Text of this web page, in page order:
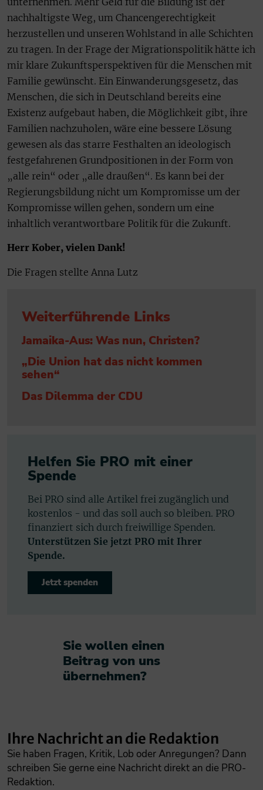
nachhaltigste Weg, um Chancengerechtigkeit
herzustellen und unseren Wohlstand in alle Schichten
zu tragen. In der Frage der Migrationspolitik hätte ich
mir klare Zukunftsperspektiven für die Menschen mit
Familie gewünscht. Ein Einwanderungsgesetz, das
Menschen, die sich in Deutschland bereits eine
Existenz aufgebaut haben, die Möglichkeit gibt, ihre
Familien nachzuholen, wäre eine bessere Lösung
gewesen als das starre Festhalten an ideologisch
festgefahrenen Grundpositionen in der Form von
„alle rein“ oder „alle draußen“. Es kann bei der
Regierungsbildung nicht um Kompromisse um der
Kompromisse willen gehen, sondern um eine
inhaltlich verantwortbare Politik für die Zukunft.
Herr Kober, vielen Dank!
Die Fragen stellte Anna Lutz
Weiterführende Links
Jamaika-Aus: Was nun, Christen?
„Die Union hat das nicht kommen
sehen“
Das Dilemma der CDU
Helfen Sie PRO mit einer
Spende
Bei PRO sind alle Artikel frei zugänglich und
kostenlos - und das soll auch so bleiben. PRO
finanziert sich durch freiwillige Spenden.
Unterstützen Sie jetzt PRO mit Ihrer
Spende.
Jetzt spenden
Sie wollen einen
Beitrag von uns
übernehmen?​
Ihre Nachricht an die Redaktion
Sie haben Fragen, Kritik, Lob oder Anregungen? Dann
schreiben Sie gerne eine Nachricht direkt an die PRO-
Redaktion.